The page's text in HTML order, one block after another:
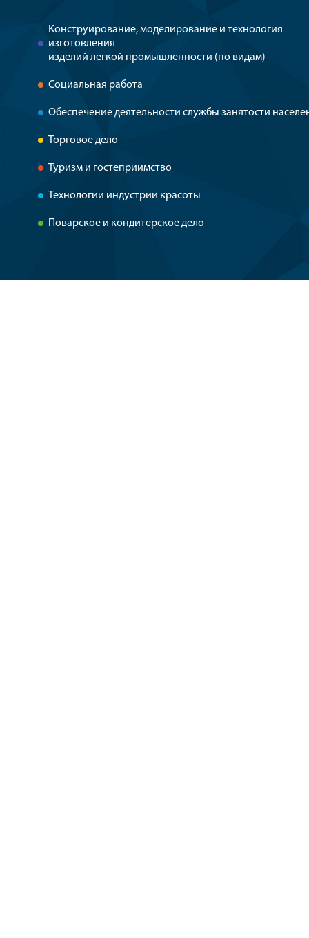
Конструирование, моделирование и технология
изготовления
изделий легкой промышленности (по видам)
Социальная работа
Обеспечение деятельности службы занятости
Торговое дело
Туризм и гостеприимство
Технологии индустрии красоты
Поварское и кондитерское дело